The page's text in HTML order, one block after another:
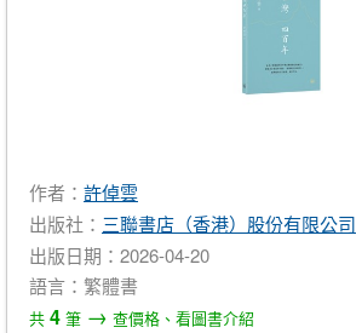
作者： 許倬雲
出版社： 三聯書店（香港）股份有限公司
出版日期：2026-04-20
語言：繁體書
共 4 筆 → 查價格、看圖書介紹